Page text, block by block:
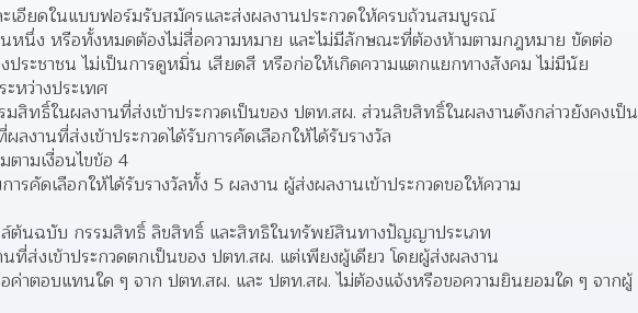
ะเอียดในแบบฟอร์มรับสมัครและส่งผลงานประกวดให้ครบถ้วนสมบูรณ์
นหนึ่ง หรือทั้งหมดต้องไม่สื่อความหมาย และไม่มีลักษณะที่ต้องห้ามตามกฎหมาย ขัดต่อ
ประชาชน ไม่เป็นการดูหมิ่น เสียดสี หรือก่อให้เกิดความแตกแยกทางสังคม ไม่มีนัย
หว่างประเทศ
สิทธิ์ในผลงานที่ส่งเข้าประกวดเป็นของ ปตท.สผ. ส่วนลิขสิทธิ์ในผลงานดังกล่าวยังคงเป็น
งานที่ส่งเข้าประกวดได้รับการคัดเลือกให้ได้รับรางวัล
ตามเงื่อนไขข้อ 4
ารคัดเลือกให้ได้รับรางวัลทั้ง 5 ผลงาน ผู้ส่งผลงานเข้าประกวดขอให้ความ
ล์ต้นฉบับ กรรมสิทธิ์ ลิขสิทธิ์ และสิทธิในทรัพย์สินทางปัญญาประเภท
ส่งเข้าประกวดตกเป็นของ ปตท.สผ. แต่เพียงผู้เดียว โดยผู้ส่งผลงาน
ค่าตอบแทนใด ๆ จาก ปตท.สผ. และ ปตท.สผ. ไม่ต้องแจ้งหรือขอความยินยอมใด ๆ จากผู้